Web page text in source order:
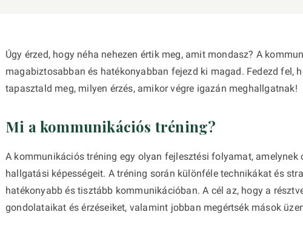
Úgy érzed, hogy néha nehezen értik meg, amit mondasz? A
magabiztosabban és hatékonyabban fejezd ki magad. Fedezd fel,
tapasztald meg, milyen érzés, amikor végre igazán meghallgatnak!
Mi a kommunikációs tréning?
A kommunikációs tréning egy olyan fejlesztési folyamat, amelynek
hallgatási képességeit. A tréning során különféle technikákat és
hatékonyabb és tisztább kommunikációban. A cél az, hogy a
gondolataikat és érzéseiket, valamint jobban megértsék mások